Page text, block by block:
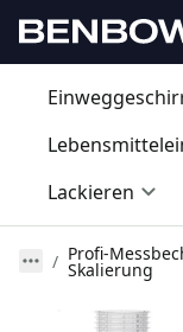
Lackieren
Profi-
Skalierung